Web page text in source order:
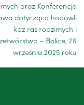
oraz Konferencja
dotycząca hodowli
kóz ras rodzimych i
– Balice, 26
września 2025 roku